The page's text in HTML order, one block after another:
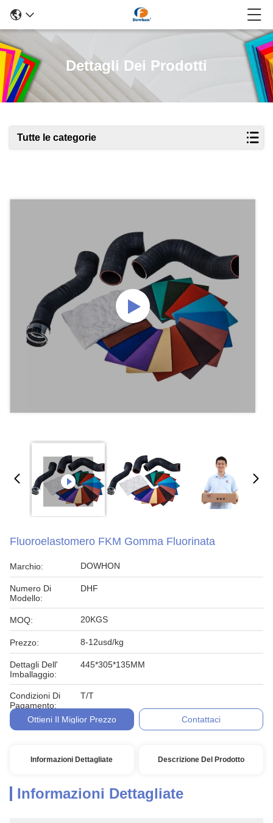
Dettagli Dei Prodotti
Tutte le categorie
Fluoroelastomero FKM Gomma Fluorinata
Marchio: DOWHON
Numero Di
Modello:
DHF
MOQ: 20KGS
Prezzo: 8-12usd/kg
Dettagli Dell'
Imballaggio:
445*305*135MM
Condizioni Di
Pagamento:
T/T
Ottieni Il Miglior Prezzo Contattaci
Informazioni Dettagliate Descrizione Del Prodotto
Informazioni Dettagliate